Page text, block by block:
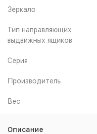
Зеркало
Тип направляющих
выдвижных ящиков
Серия
Производитель
Вес
Описание